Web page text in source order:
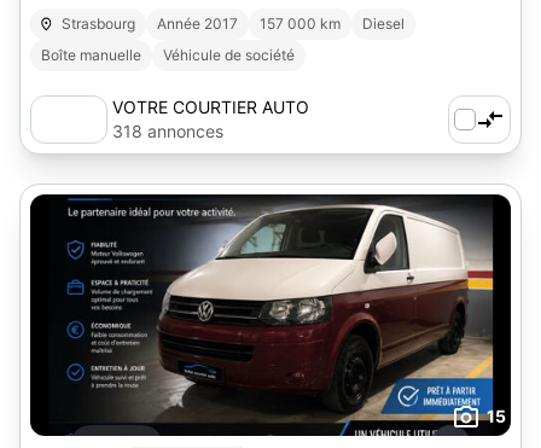
Strasbourg Année 2017 157 000 km
Diesel
Boîte manuelle
Véhicule de société
VOTRE COURTIER AUTO
318 annonces
15